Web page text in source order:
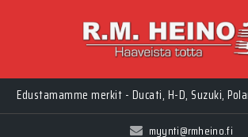
Edustamamme merkit - Ducati, H-D, Suzuki,
myynti@rmheino.fi